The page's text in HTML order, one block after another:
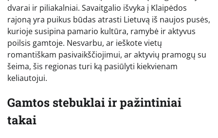
dvarai ir piliakalniai. Savaitgalio išvyka į Klaipėdos
rajoną yra puikus būdas atrasti Lietuvą iš naujos pusės,
kurioje susipina pamario kultūra, ramybė ir aktyvus
poilsis gamtoje. Nesvarbu, ar ieškote vietų
romantiškam pasivaikščiojimui, ar aktyvių pramogų su
šeima, šis regionas turi ką pasiūlyti kiekvienam
keliautojui.
Gamtos stebuklai ir pažintiniai
takai